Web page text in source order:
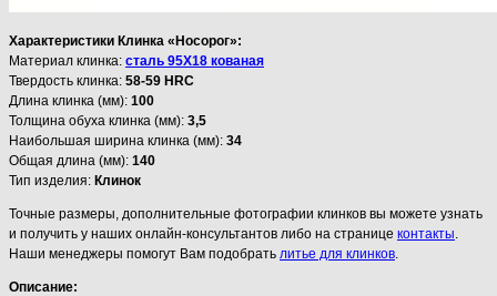
Характеристики Клинка «Носорог»:
Материал клинка: сталь 95Х18 кованая
Твердость клинка: 58-59 HRC
Длина клинка (мм): 100
Толщина обуха клинка (мм): 3,5
Наибольшая ширина клинка (мм): 34
Общая длина (мм): 140
Тип изделия: Клинок
Точные размеры, дополнительные фотографии клинков вы можете узнать
и получить у наших онлайн-консультантов либо на странице контакты.
Наши менеджеры помогут Вам подобрать литье для клинков.
Описание: